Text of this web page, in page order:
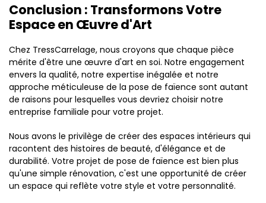
Conclusion : Transformons Votre
Espace en Œuvre d'Art
Chez TressCarrelage, nous croyons que chaque pièce
mérite d'être une œuvre d'art en soi. Notre engagement
envers la qualité, notre expertise inégalée et notre
approche méticuleuse de la pose de faïence sont autant
de raisons pour lesquelles vous devriez choisir notre
entreprise familiale pour votre projet.
Nous avons le privilège de créer des espaces intérieurs qui
racontent des histoires de beauté, d'élégance et de
durabilité. Votre projet de pose de faïence est bien plus
qu'une simple rénovation, c'est une opportunité de créer
un espace qui reflète votre style et votre personnalité.